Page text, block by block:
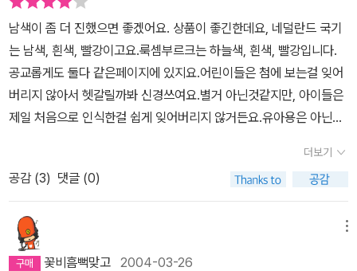
질적인 위치를 찾으면서 보면 찾는 재미 더욱 쏠쏠하다. 그래서 언제
실현될 지는 모르지만, 아이는 여행 다닐 곳을 정하느라 정신없다. ^^
그리고.. 늘 지도를 보면 어쩔수 없는 안타까움이지만, 동북아에 아주
작은 우리나라에 대해선 자세한 설명이 없다는 거다. 그래서 이 책을
볼 때면 꼭 우리나라에 대해서 아이와 짧게라도 더 이야기를 하려고
한다. - 만 4세
남색이 좀 더 진했으면 좋겠어요. 상품이 좋긴한데요, 네덜란드 국기
는 남색, 흰색, 빨강이고요.룩셈부르크는 하늘색, 흰색, 빨강입니다.
공교롭게도 둘다 같은페이지에 있지요.어린이들은 첨에 보는걸 잊어
버리지 않아서 헷갈릴까봐 신경쓰여요.별거 아닌것같지만, 아이들은
제일 처음으로 인식한걸 쉽게 잊어버리지 않거든요.유아용은 아닌거
더보기
공감 (3) 댓글 (0)
꽃비흠뻑맞고 2004-03-26